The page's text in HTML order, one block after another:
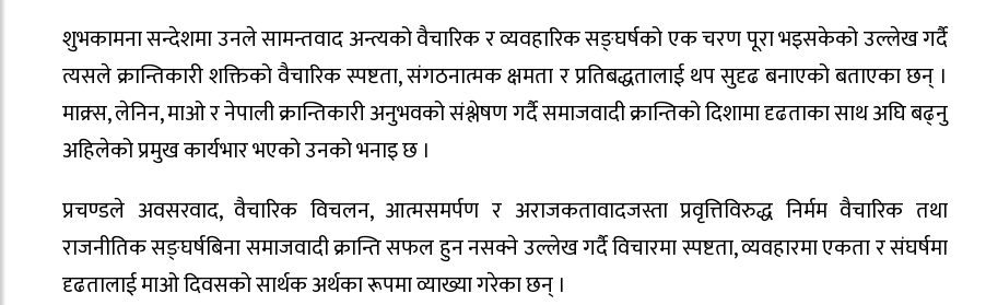
शुभकामना सन्देशमा उनले सामन्तवाद अन्त्यको वैचारिक र व्यवहारिक सङ्घर्षको एक चरण पूरा भइसकेको उल्लेख गर्दै
त्यसले क्रान्तिकारी शक्तिको वैचारिक स्पष्टता, संगठनात्मक क्षमता र प्रतिबद्धतालाई थप सुदृढ बनाएको बताएका छन् ।
माक्र्स, लेनिन, माओ र नेपाली क्रान्तिकारी अनुभवको संश्लेषण गर्दै समाजवादी क्रान्तिको दिशामा दृढताका साथ अघि बढ्नु
अहिलेको प्रमुख कार्यभार भएको उनको भनाइ छ ।
प्रचण्डले अवसरवाद, वैचारिक विचलन, आत्मसमर्पण र अराजकतावादजस्ता प्रवृत्तिविरुद्ध निर्मम वैचारिक तथा
राजनीतिक सङ्घर्षबिना समाजवादी क्रान्ति सफल हुन नसक्ने उल्लेख गर्दै विचारमा स्पष्टता, व्यवहारमा एकता र संघर्षमा
दृढतालाई माओ दिवसको सार्थक अर्थका रूपमा व्याख्या गरेका छन् ।